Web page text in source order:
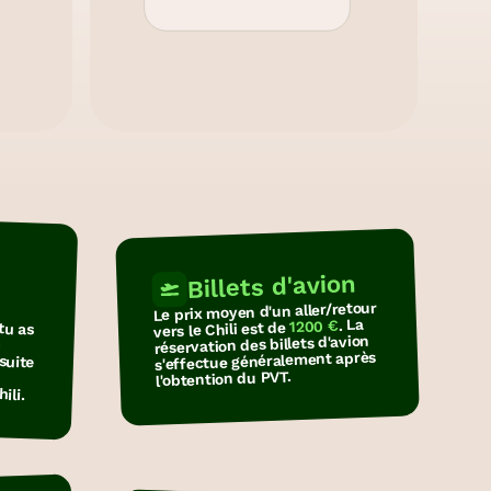
as
Billets d'avion
Le prix moyen d'un aller/retour
vers le Chili est de1200 €. La
réservation des billets d'avion
s'effectue généralement après
l'obtention du PVT.